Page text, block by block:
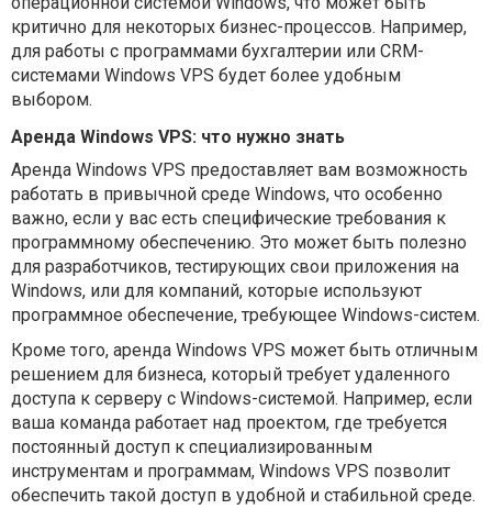
критично для некоторых бизнес-процессов. Например,
для работы с программами бухгалтерии или CRM-
системами Windows VPS будет более удобным
выбором.
Аренда Windows VPS: что нужно знать
Аренда Windows VPS предоставляет вам возможность
работать в привычной среде Windows, что особенно
важно, если у вас есть специфические требования к
программному обеспечению. Это может быть полезно
для разработчиков, тестирующих свои приложения на
Windows, или для компаний, которые используют
программное обеспечение, требующее Windows-систем.
Кроме того, аренда Windows VPS может быть отличным
решением для бизнеса, который требует удаленного
доступа к серверу с Windows-системой. Например, если
ваша команда работает над проектом, где требуется
постоянный доступ к специализированным
инструментам и программам, Windows VPS позволит
обеспечить такой доступ в удобной и стабильной среде.